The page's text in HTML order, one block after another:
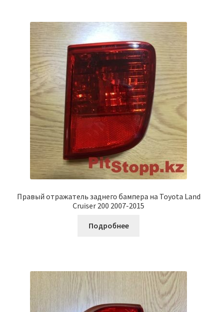
Правый отражатель заднего бампера на Toyota Land
Cruiser 200 2007-2015
Подробнее